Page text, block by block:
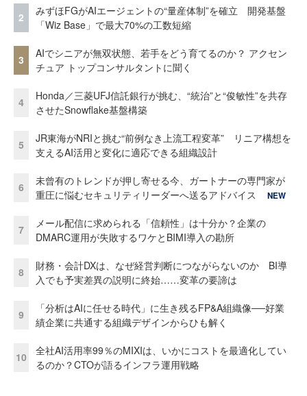
2
みずほFGがAIエージェントの“量産体制”を確立 開発基盤
「Wiz Base」で最大70%の工数短縮
3
AIでシニアが無双状態、若手をどう育てるのか？ アクセン
チュア トップコンサルタントに聞く
4
Honda／三菱UFJ信託銀行が挑む、“統治”と“俊敏性”を共存
させたSnowflake基盤構築
5
JR東海がNRIと挑む“前例なき上流工程変革” リニア構想を
支えるAI活用と変化に適応できる組織設計
6
未曾有のトレンドが押し寄せる今、ガートナーの専門家が
重圧に悩むセキュリティリーダーへ送るアドバイス
NEW
7
メール配信に求められる「信頼性」は十分か？企業の
DMARC運用が失敗するワケとBIMI導入の勘所
8
財務・会計DXは、なぜ経営判断につながらないのか BI導
入でも予実差異の説明に終始……変革の要諦は
9
「分析はAIに任せる時代」に生き残るFP&A組織像──好業
績企業に共通する組織デザインからひも解く
10
全社AI活用率99％のMIXIは、いかにコストを最適化してい
るのか？CTOが語るインフラ運用戦略